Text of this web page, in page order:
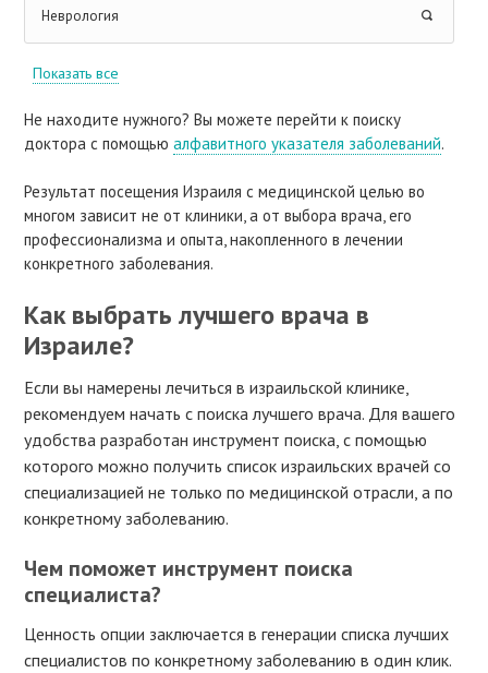
Неврология
Показать все
Не находите нужного? Вы можете перейти к поиску
доктора с помощьюалфавитного указателя заболеваний.
Результат посещения Израиля с медицинской целью во
многом зависит не от клиники, а от выбора врача, его
профессионализма и опыта, накопленного в лечении
конкретного заболевания.
Как выбрать лучшего врача в
Израиле?
Если вы намерены лечиться в израильской клинике,
рекомендуем начать с поиска лучшего врача. Для вашего
удобства разработан инструмент поиска, с помощью
которого можно получить список израильских врачей со
специализацией не только по медицинской отрасли, а по
конкретному заболеванию.
Чем поможет инструмент поиска
специалиста?
Ценность опции заключается в генерации списка лучших
специалистов по конкретному заболеванию в один клик.